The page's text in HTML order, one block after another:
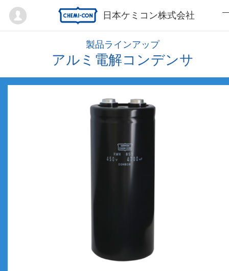
日本ケミコン株式会社
Mypage
製品ラインアップ
アルミ電解コンデンサ